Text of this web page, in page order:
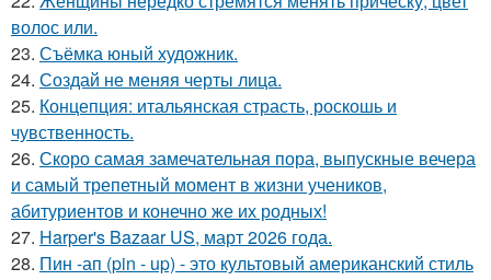
волос или.
23. Съёмка юный художник.
24. Создай не меняя черты лица.
25. Концепция: итальянская страсть, роскошь и
чувственность.
26. Скоро самая замечательная пора, выпускные вечера
и самый трепетный момент в жизни учеников,
абитуриентов и конечно же их родных!
27. Harper's Bazaar US, март 2026 года.
28. Пин -ап (pin - up) - это культовый американский стиль